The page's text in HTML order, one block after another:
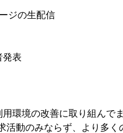
の生配信
表
環境の改善に取り組んで
活動のみならず、より多